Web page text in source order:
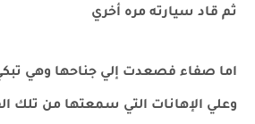
ثم قاد سيارته مره أخري
اما صفاء فصعدت إلي جناحها وهي
وعلي الإهانات التي سمعتها من تلك